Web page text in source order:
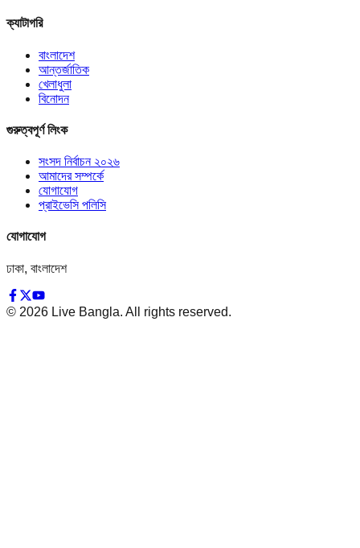
ক্যাটাগরি
বাংলাদেশ
আন্তর্জাতিক
খেলাধুলা
বিনোদন
গুরুত্বপূর্ণ লিংক
সংসদ নির্বাচন ২০২৬
আমাদের সম্পর্কে
যোগাযোগ
প্রাইভেসি পলিসি
যোগাযোগ
ঢাকা, বাংলাদেশ
© 2026 Live Bangla. All rights reserved.